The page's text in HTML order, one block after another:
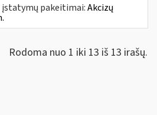
įstatymų pakeitimai:Akcizų
Rodoma nuo 1 iki 13 iš 13 irašų.